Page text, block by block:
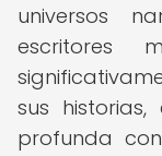
universos
escritores
sus
profunda